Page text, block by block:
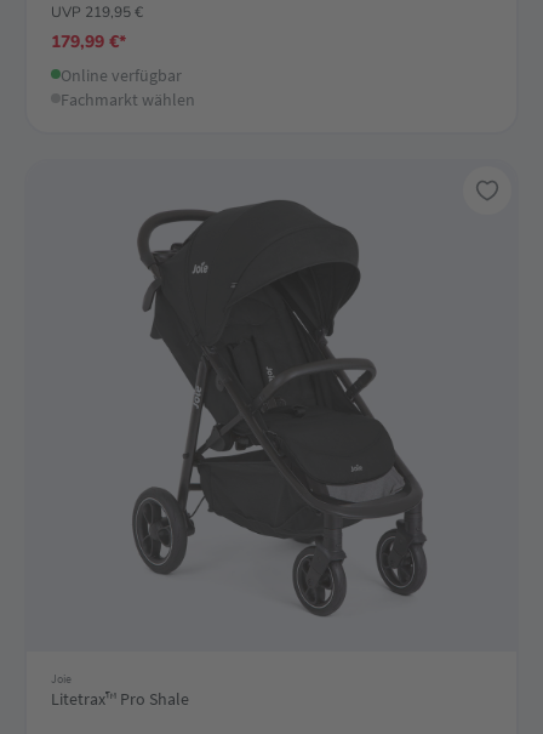
UVP 219,95 €
179,99 €*
Online verfügbar
Fachmarkt wählen
Joie
Litetrax™ Pro Shale